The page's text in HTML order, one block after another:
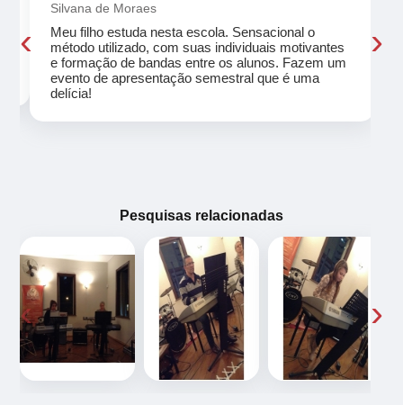
Silvana de Moraes
Meu filho estuda nesta escola. Sensacional o
método utilizado, com suas individuais motivantes
e formação de bandas entre os alunos. Fazem um
evento de apresentação semestral que é uma
delícia!
‹ ›
Pesquisas relacionadas
‹ ›